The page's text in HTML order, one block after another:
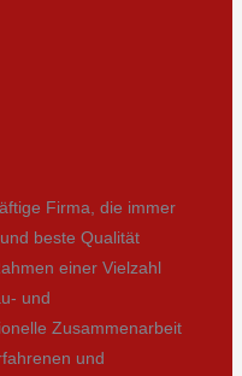
Firma, die immer
beste Qualität
einer Vielzahl
und
Zusammenarbeit
und